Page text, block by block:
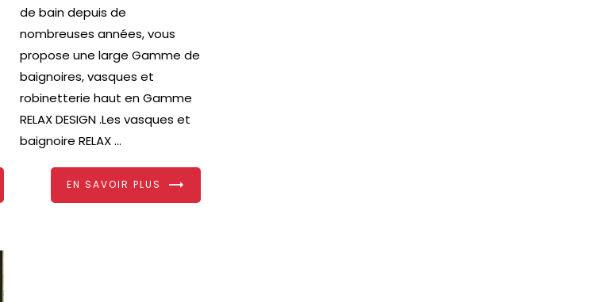
de bain depuis de
nombreuses années, vous
propose une large Gamme de
baignoires, vasques et
robinetterie haut en Gamme
RELAX DESIGN .Les vasques et
baignoire RELAX ...
EN SAVOIR PLUS